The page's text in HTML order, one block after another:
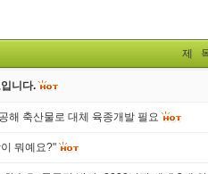
제
니다.
해 축산물로 대체 육종개발 필요
뭐예요?"